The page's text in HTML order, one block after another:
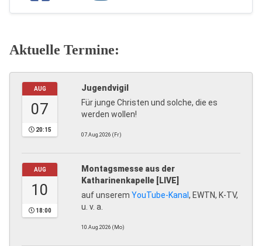
Aktuelle Termine:
AUG
07
20:15
Jugendvigil
Für junge Christen und solche, die es
werden wollen!
07.Aug.2026 (Fr)
AUG
10
18:00
Montagsmesse aus der
Katharinenkapelle [LIVE]
auf unserem YouTube-Kanal , EWTN, K-TV,
u. v. a.
10.Aug.2026 (Mo)